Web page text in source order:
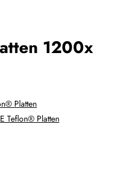
1200x
Platten
Teflon® Platten